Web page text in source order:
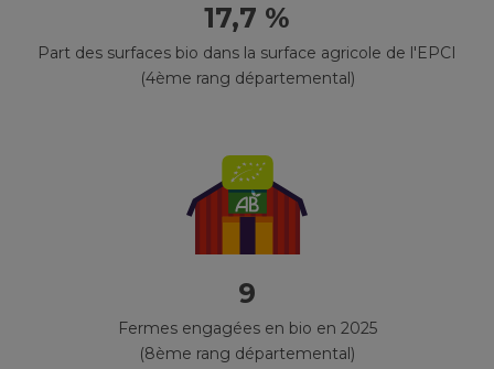
17,7 %
Part des surfaces bio dans la surface agricole de l'EPCI
(4ème rang départemental)
9
Fermes engagées en bio en 2025
(8ème rang départemental)